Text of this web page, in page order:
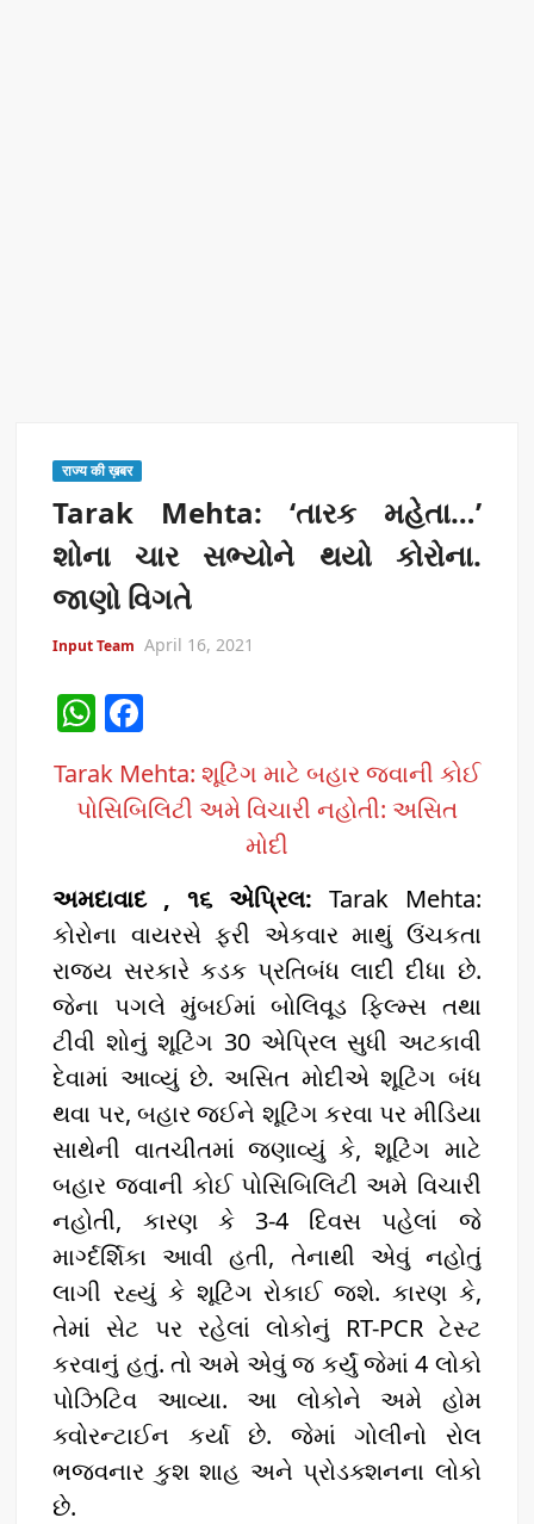
राज्य की ख़बर
Tarak Mehta: ‘તારક મહેતા…’
શોના ચાર સભ્યોને થયો કોરોના.
જાણો વિગતે
Input Team April 16, 2021
W
h
at
s
p
p
a
c
e
o
o
k
Tarak Mehta: શૂટિંગ માટે બહાર જવાની કોઈ
પોસિબિલિટી અમે વિચારી નહોતી: અસિત
મોદી
અમદાવાદ , ૧૬ એપ્રિલ: Tarak Mehta:
કોરોના વાયરસે ફરી એકવાર માથું ઉંચકતા
રાજ્ય સરકારે કડક પ્રતિબંધ લાદી દીધા છે.
જેના પગલે મુંબઈમાં બોલિવૂડ ફિલ્મ્સ તથા
ટીવી શોનું શૂટિંગ 30 એપ્રિલ સુધી અટકાવી
દેવામાં આવ્યું છે. અસિત મોદીએ શૂટિંગ બંધ
થવા પર, બહાર જઈને શૂટિંગ કરવા પર મીડિયા
સાથેની વાતચીતમાં જણાવ્યું કે, શૂટિંગ માટે
બહાર જવાની કોઈ પોસિબિલિટી અમે વિચારી
નહોતી, કારણ કે 3-4 દિવસ પહેલાં જે
માર્ગ્દર્શિકા આવી હતી, તેનાથી એવું નહોતું
લાગી રહ્યું કે શૂટિંગ રોકાઈ જશે. કારણ કે,
તેમાં સેટ પર રહેલાં લોકોનું RT-PCR ટેસ્ટ
કરવાનું હતું. તો અમે એવું જ કર્યું જેમાં 4 લોકો
પોઝિટિવ આવ્યા. આ લોકોને અમે હોમ
ક્વોરન્ટાઈન કર્યા છે. જેમાં ગોલીનો રોલ
ભજવનાર કુશ શાહ અને પ્રોડક્શનના લોકો
છે.